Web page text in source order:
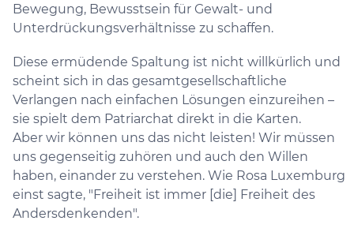
Bewegung, Bewusstsein für Gewalt- und
Unterdrückungsverhältnisse zu schaffen.
Diese ermüdende Spaltung ist nicht willkürlich und
scheint sich in das gesamtgesellschaftliche
Verlangen nach einfachen Lösungen einzureihen –
sie spielt dem Patriarchat direkt in die Karten.
Aber wir können uns das nicht leisten! Wir müssen
uns gegenseitig zuhören und auch den Willen
haben, einander zu verstehen. Wie Rosa Luxemburg
einst sagte, "Freiheit ist immer [die] Freiheit des
Andersdenkenden".